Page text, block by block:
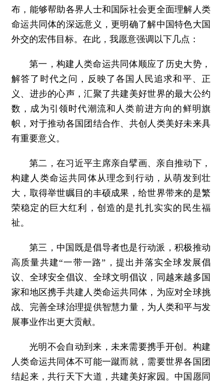
布，能够帮助各界人士和国际社会更全面理解人类
命运共同体的深远意义，更明确了解中国特色大国
外交的宏伟目标。在此，我愿意强调以下几点：
第一，构建人类命运共同体顺应了历史大势，
解答了时代之问，反映了各国人民追求和平、正
义、进步的心声，汇聚了共建美好世界的最大公约
数，成为引领时代潮流和人类前进方向的鲜明旗
帜，对于推动各国团结合作、共创人类美好未来具
有重要意义。
第二，在习近平主席亲自擘画、亲自推动下，
构建人类命运共同体从理念到行动，从萌发到壮
大，取得举世瞩目的丰硕成果，给世界带来的是繁
荣稳定的巨大红利，创造的是扎扎实实的民生福
祉。
第三，中国既是倡导者也是行动派，积极推动
高质量共建“一带一路”，提出并落实全球发展倡
议、全球安全倡议、全球文明倡议，同越来越多国
家和地区携手共建人类命运共同体，为应对全球挑
战、完善全球治理提供智慧力量，为人类和平与发
展事业作出更大贡献。
光明不会自动到来，未来需要携手开创。构建
人类命运共同体不可能一蹴而就，需要世界各国团
结起来，共行天下大道，共建美好家园。中国愿同